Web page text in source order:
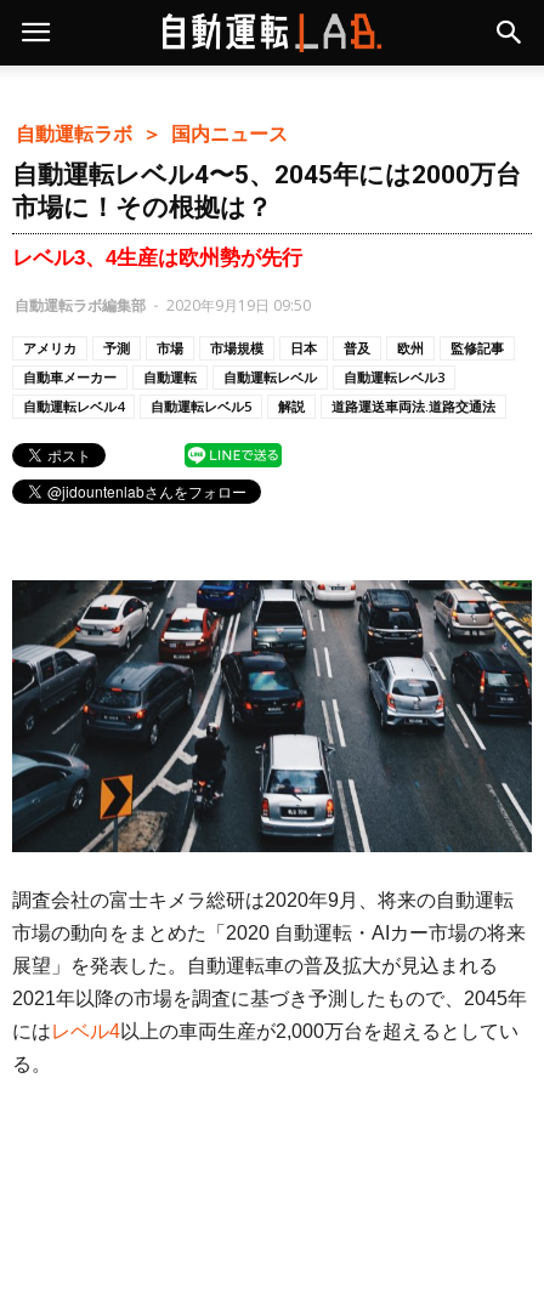
自動運転ラボ ＞ 国内ニュース
自動運転レベル4〜5、2045年には2000万台
市場に！その根拠は？
レベル3、4生産は欧州勢が先行
自動運転ラボ編集部 - 2020年9月19日 09:50
アメリカ 予測 市場 市場規模 日本 普及 欧州
監修記事
自動車メーカー
自動運転 自動運転レベル
自動運転レベル3
自動運転レベル4
自動運転レベル5 解説 道路運送車両法.道路交通法
調査会社の富士キメラ総研は2020年9月、将来の自動運転
市場の動向をまとめた「2020 自動運転・AIカー市場の将来
展望」を発表した。自動運転車の普及拡大が見込まれる
2021年以降の市場を調査に基づき予測したもので、2045年
にはレベル4以上の車両生産が2,000万台を超えるとしてい
る。